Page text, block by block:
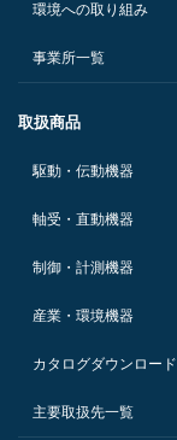
環境への取り組み
事業所一覧
取扱商品
駆動・伝動機器
軸受・直動機器
制御・計測機器
産業・環境機器
カタログダウンロード
主要取扱先一覧